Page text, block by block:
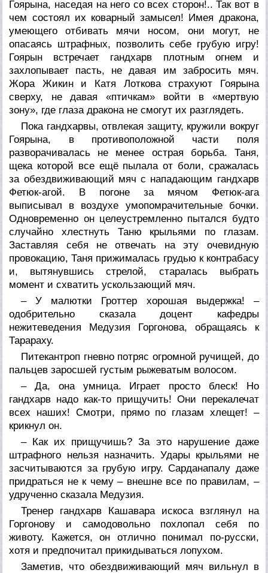
Гоярына, наседая на него со всех сторон!.. Так вот в
чем состоял их коварный замысел! Имея дракона,
умеющего отбивать мячи носом, они могут, не
опасаясь штрафных, позволить себе грубую игру!
Гоярын встречает гандхарв плотным огнем и
захлопывает пасть, не давая им забросить мяч.
Жора Жикин и Катя Лоткова страхуют Гоярына
сверху, не давая «птичкам» войти в «мертвую
зону», где глаза дракона не смогут их разглядеть.
Пока гандхарвы, отвлекая защиту, кружили вокруг
Гоярына, в противоположной части поля
разворачивалась не менее острая борьба. Таня,
щека которой все ещё пылала от боли, сражалась
за обездвиживающий мяч с нападающим гандхарв
Фетюк-агой. В погоне за мячом Фетюк-ага
выписывал в воздухе умопомрачительные бочки.
Одновременно он целеустремленно пытался будто
случайно хлестнуть Таню крыльями по глазам.
Заставляя себя не отвечать на эту очевидную
провокацию, Таня прижималась грудью к контрабасу
и, вытянувшись стрелой, старалась выбрать
момент и схватить ускользающий мяч.
– У малютки Гроттер хорошая выдержка! –
одобрительно сказала доцент кафедры
нежитеведения Медузия Горгонова, обращаясь к
Тарараху.
Питекантроп гневно потряс огромной ручищей, до
пальцев заросшей густым рыжеватым волосом.
– Да, она умница. Играет просто блеск! Но
гандхарв надо как-то прищучить! Они перекалечат
всех наших! Смотри, прямо по глазам хлещет! –
крикнул он.
– Как их прищучишь? За это нарушение даже
штрафного нельзя назначить. Удары крыльями не
засчитываются за грубую игру. Сарданапалу даже
придраться не к чему – внешне все по правилам, –
удрученно сказала Медузия.
Тренер гандхарв Кашавара искоса взглянул на
Горгонову и самодовольно похлопал себя по
животу. Кажется, он отлично понимал по-русски,
хотя и предпочитал прикидываться лопухом.
Заметив, что обездвиживающий мяч вильнул в